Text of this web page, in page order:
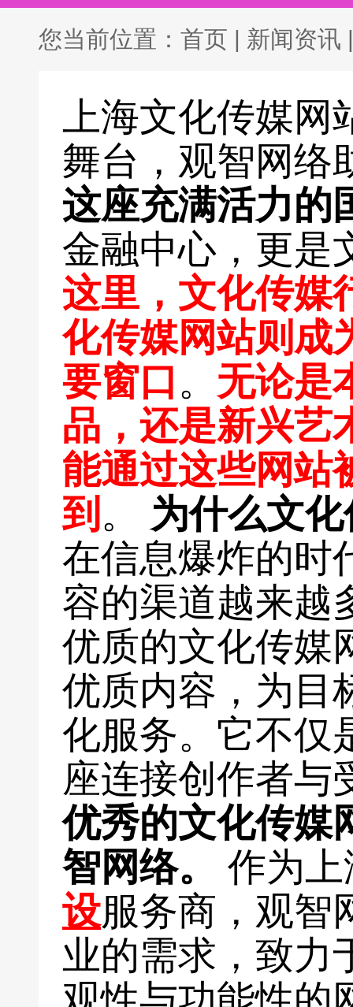
您当前位置： 首页 | 新闻资讯 |
上海文化传媒
舞台，观智网络
这座充满活力的
金融中心，更是
这里，文化传媒
化传媒网站则成
要窗口 。 无论是
品，还是新兴艺
能通过这些网站
到 。 为什么文
在信息爆炸的时
容的渠道越来越
优质的文化传媒
优质内容，为目
化服务。它不仅
座连接创作者
优秀的文化传媒
智网络。
作为
设服务商，观智
业的需求，致力